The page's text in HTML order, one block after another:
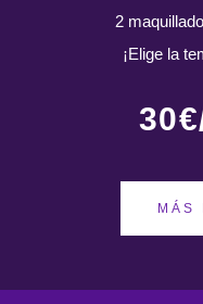
2
¡Elige la
MÁS